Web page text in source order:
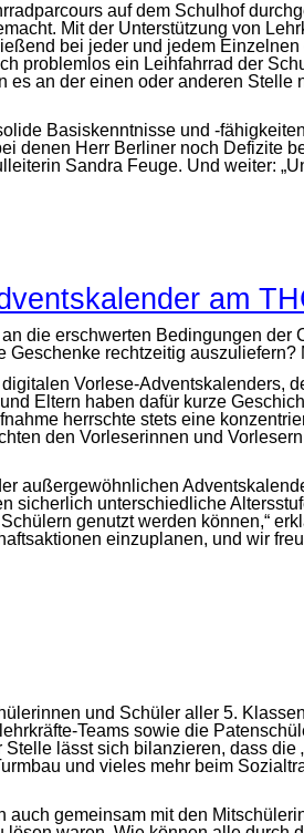
auf dem Schulhof
Mit der Unterstützung von
bei jeder und jedem
problemlos ein Leihfahrrad der
an der einen oder anderen
Basiskenntnisse und -
denen Herr Berliner noch Defizite
Sandra Feuge. Und weiter:
am
die erschwerten Bedingungen
rechtzeitig
Vorlese-Adventskalenders,
Eltern haben dafür kurze
herrschte stets eine
den Vorleserinnen und
außergewöhnlichen
sicherlich unterschiedliche
genutzt werden können,“
einzuplanen, und wir
und Schüler aller 5.
Teams sowie die
lässt sich bilanzieren, dass
und vieles mehr beim
gemeinsam mit den